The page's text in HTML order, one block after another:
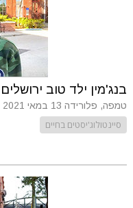
בנג'מין ילד טוב
טמפה, פלורידה 13 במאי 2021
סיינטולוג'יסטים בחיים